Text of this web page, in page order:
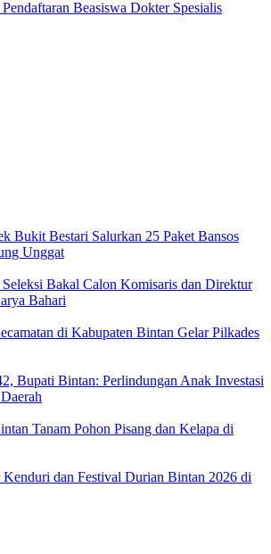
Beasiswa Dokter Spesialis
Bukit Bestari Salurkan 25 Paket Bansos
Unggat
Bakal Calon Komisaris dan Direktur
Bahari
di Kabupaten Bintan Gelar Pilkades
Bupati Bintan: Perlindungan Anak Investasi
Tanam Pohon Pisang dan Kelapa di
dan Festival Durian Bintan 2026 di